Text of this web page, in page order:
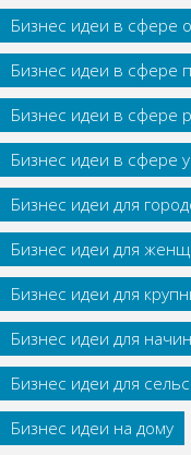
Бизнес идеи в сфере
Бизнес идеи в сфере
Бизнес идеи в сфере
Бизнес идеи в сфере
Бизнес идеи для
Бизнес идеи для
Бизнес идеи для
Бизнес идеи для
Бизнес идеи для
Бизнес идеи на дому